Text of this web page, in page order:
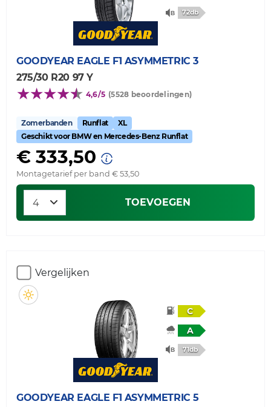
72db
GOODYEAR EAGLE F1 ASYMMETRIC 3
275/30 R20 97 Y
4,6/5 (5528 beoordelingen)
Zomerbanden Runflat
XL
Geschikt voor BMW en Mercedes-Benz Runflat
€ 333,50
Montagetarief per band € 53,50
TOEVOEGEN
Vergelijken
C
A
71db
GOODYEAR EAGLE F1 ASYMMETRIC 5